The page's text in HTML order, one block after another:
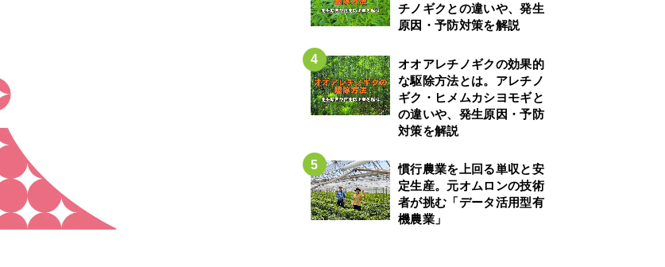
チノギクとの違いや、発生
原因・予防対策を解説
オオアレチノギクの効果的
な駆除方法とは。アレチノ
ギク・ヒメムカシヨモギと
の違いや、発生原因・予防
対策を解説
慣行農業を上回る単収と安
定生産。元オムロンの技術
者が挑む「データ活用型有
機農業」